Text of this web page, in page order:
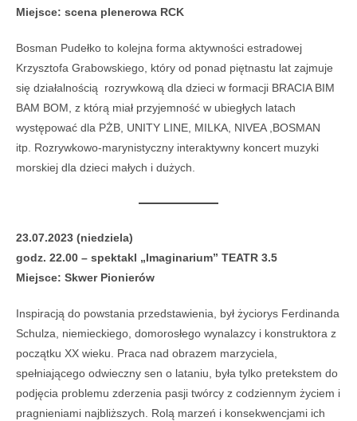
Miejsce: scena plenerowa RCK
Bosman Pudełko to kolejna forma aktywności estradowej
Krzysztofa Grabowskiego, który od ponad piętnastu lat zajmuje
się działalnością rozrywkową dla dzieci w formacji BRACIA BIM
BAM BOM, z którą miał przyjemność w ubiegłych latach
występować dla PŻB, UNITY LINE, MILKA, NIVEA ,BOSMAN
itp. Rozrywkowo-marynistyczny interaktywny koncert muzyki
morskiej dla dzieci małych i dużych.
23.07.2023 (niedziela)
godz. 22.00 – spektakl „Imaginarium” TEATR 3.5
Miejsce: Skwer Pionierów
Inspiracją do powstania przedstawienia, był życiorys Ferdinanda
Schulza, niemieckiego, domorosłego wynalazcy i konstruktora z
początku XX wieku. Praca nad obrazem marzyciela,
spełniającego odwieczny sen o lataniu, była tylko pretekstem do
podjęcia problemu zderzenia pasji twórcy z codziennym życiem i
pragnieniami najbliższych. Rolą marzeń i konsekwencjami ich